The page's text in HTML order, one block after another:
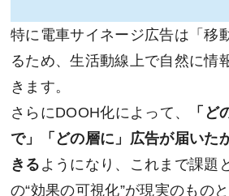
特に電車サイネージ広告は「移
るため、生活動線上で自然に情
きます。
さらにDOOH化によって、
「ど
で」「どの層に」広告が届いた
きる ようになり、これまで課題
の“効果の可視化”が現実のもの